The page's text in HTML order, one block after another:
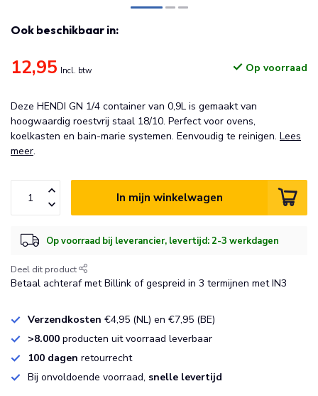
Ook beschikbaar in:
12,95 Incl. btw Op voorraad
Deze HENDI GN 1/4 container van 0,9L is gemaakt van
hoogwaardig roestvrij staal 18/10. Perfect voor ovens,
koelkasten en bain-marie systemen. Eenvoudig te reinigen. Lees
meer.
In mijn winkelwagen
Op voorraad bij leverancier, levertijd: 2-3 werkdagen
Deel dit product
Betaal achteraf met Billink of gespreid in 3 termijnen met IN3
Verzendkosten €4,95 (NL) en €7,95 (BE)
>8.000 producten uit voorraad leverbaar
100 dagen retourrecht
Bij onvoldoende voorraad, snelle levertijd